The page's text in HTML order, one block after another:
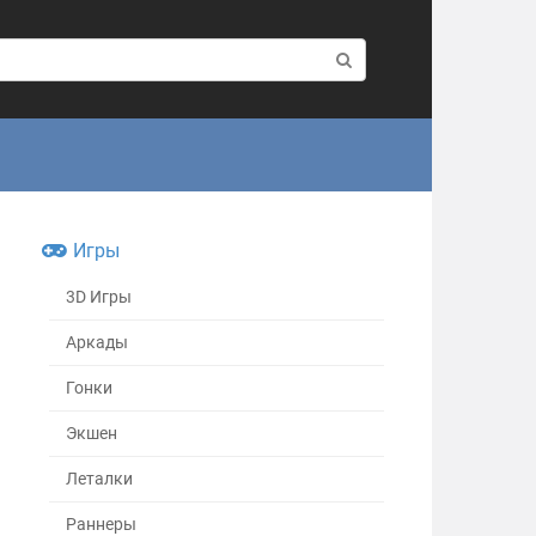
Игры
3D Игры
Аркады
Гонки
Экшен
Леталки
Раннеры